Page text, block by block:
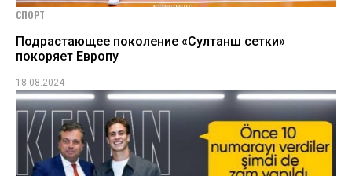
СПОРТ
Подрастающее поколение «Султанш сетки»
покоряет Европу
18.08.2024